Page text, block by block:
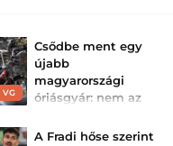
VG
Csődbe ment egy
újabb
magyarországi
óriásgyár: nem az
amire mindenki
A Fradi hőse szerint